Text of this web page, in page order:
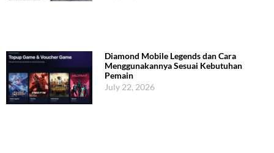
Diamond Mobile Legends dan Cara
Menggunakannya Sesuai Kebutuhan
Pemain
July 22, 2026